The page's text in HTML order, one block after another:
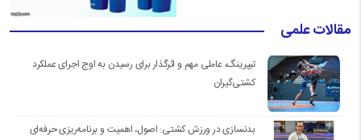
مقالات علمی
تیپرینگ، عاملی مهم و اثرگذار برای رسیدن به اوج اجرای عملکرد
کشتی‌گیران
بدنسازی در ورزش کشتی: اصول، اهمیت و برنامه‌ریزی حرفه‌ای